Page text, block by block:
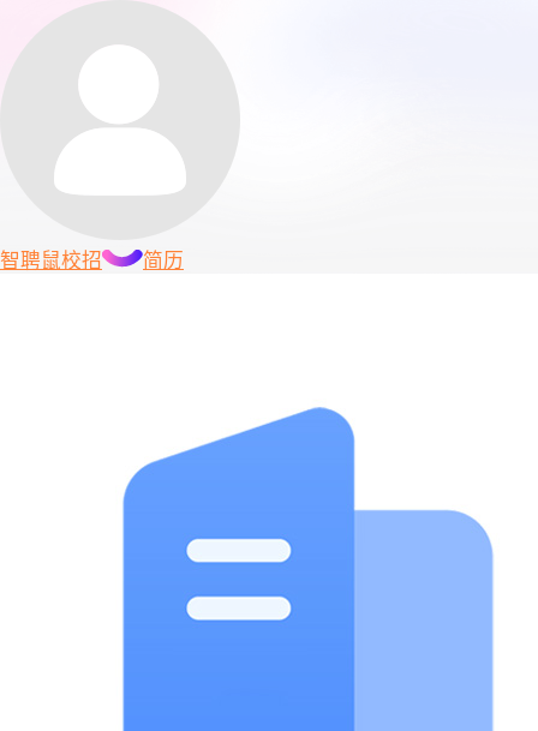
智聘鼠校招 简历